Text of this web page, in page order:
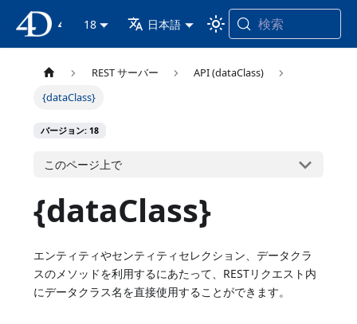
18 日本語 検索
REST サーバー
API (dataClass)
{dataClass}
バージョン: 18
このページ上で
{dataClass}
エンティティやセンティティセレクション、データクラ
スのメソッドを利用するにあたって、RESTリクエスト内
にデータクラス名を直接使用することができます。